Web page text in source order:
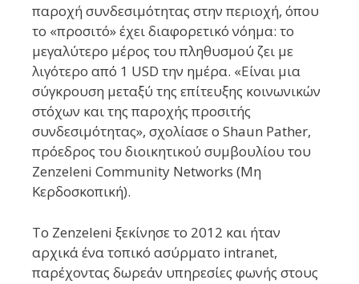
παροχή συνδεσιμότητας στην περιοχή, όπου
το «προσιτό» έχει διαφορετικό νόημα: το
μεγαλύτερο μέρος του πληθυσμού ζει με
λιγότερο από 1 USD την ημέρα. «Είναι μια
σύγκρουση μεταξύ της επίτευξης κοινωνικών
στόχων και της παροχής προσιτής
συνδεσιμότητας», σχολίασε ο Shaun Pather,
πρόεδρος του διοικητικού συμβουλίου του
Zenzeleni Community Networks (Μη
Κερδοσκοπική).
Το Zenzeleni ξεκίνησε το 2012 και ήταν
αρχικά ένα τοπικό ασύρματο intranet,
παρέχοντας δωρεάν υπηρεσίες φωνής στους